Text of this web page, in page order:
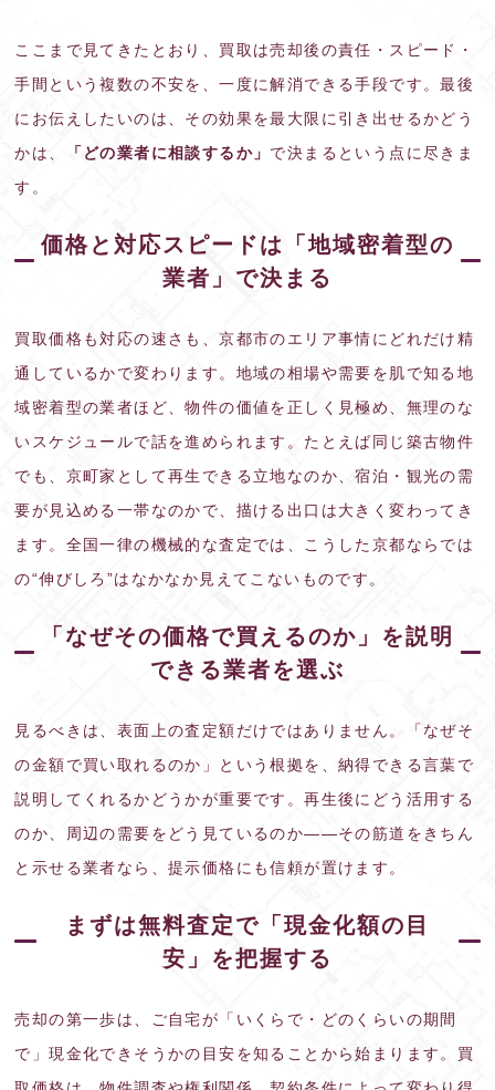
ここまで見てきたとおり、買取は売却後の責任・スピード・
手間という複数の不安を、一度に解消できる手段です。最後
にお伝えしたいのは、その効果を最大限に引き出せるかどう
かは、
「どの業者に相談するか」 で決まるという点に尽きま
す。
価格と対応スピードは「地域密着型の
業者」で決まる
買取価格も対応の速さも、京都市のエリア事情にどれだけ精
通しているかで変わります。地域の相場や需要を肌で知る地
域密着型の業者ほど、物件の価値を正しく見極め、無理のな
いスケジュールで話を進められます。たとえば同じ築古物件
でも、京町家として再生できる立地なのか、宿泊・観光の需
要が見込める一帯なのかで、描ける出口は大きく変わってき
ます。全国一律の機械的な査定では、こうした京都ならでは
の“伸びしろ”はなかなか見えてこないものです。
「なぜその価格で買えるのか」を説明
できる業者を選ぶ
見るべきは、表面上の査定額だけではありません。「なぜそ
の金額で買い取れるのか」という根拠を、納得できる言葉で
説明してくれるかどうかが重要です。再生後にどう活用する
のか、周辺の需要をどう見ているのか——その筋道をきちん
と示せる業者なら、提示価格にも信頼が置けます。
まずは無料査定で「現金化額の目
安」を把握する
売却の第一歩は、ご自宅が「いくらで・どのくらいの期間
で」現金化できそうかの目安を知ることから始まります。買